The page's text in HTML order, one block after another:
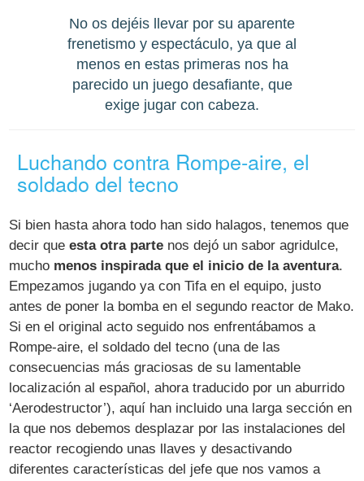
No os dejéis llevar por su aparente
frenetismo y espectáculo, ya que al
menos en estas primeras nos ha
parecido un juego desafiante, que
exige jugar con cabeza.
Luchando contra Rompe-aire, el
soldado del tecno
Si bien hasta ahora todo han sido halagos, tenemos que
decir queesta otra parte nos dejó un sabor agridulce,
mucho menos inspirada que el inicio de la aventura.
Empezamos jugando ya con Tifa en el equipo, justo
antes de poner la bomba en el segundo reactor de Mako.
Si en el original acto seguido nos enfrentábamos a
Rompe-aire, el soldado del tecno (una de las
consecuencias más graciosas de su lamentable
localización al español, ahora traducido por un aburrido
‘Aerodestructor’), aquí han incluido una larga sección en
la que nos debemos desplazar por las instalaciones del
reactor recogiendo unas llaves y desactivando
diferentes características del jefe que nos vamos a